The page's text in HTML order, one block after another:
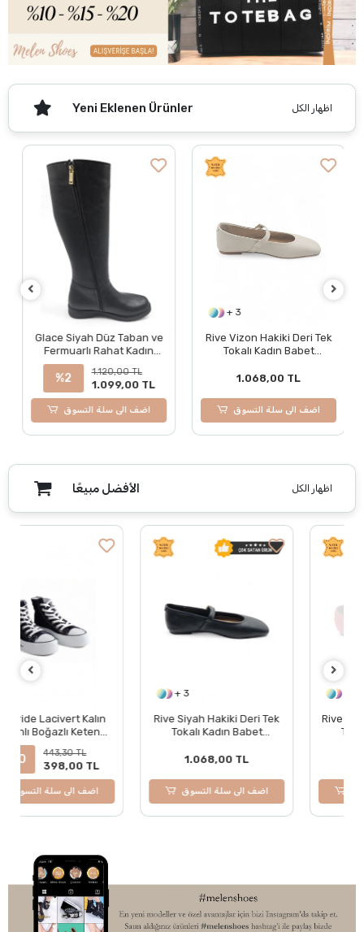
Yeni Eklenen Ürünler اظهار الكل
Glace Siyah Düz Taban ve
Fermuarlı Rahat Kadın
Çizme
%2 1.120,00 TL
1.099,00 TL
اضف الى سلة التسوق
+ 3
Rive Vizon Hakiki Deri Tek
Tokalı Kadın Babet
1.068,00 TL
اضف الى سلة التسوق
الأفضل مبيعًا اظهار الكل
Rive Siyah Hakiki Deri Tek
Tokalı Kadın Babet
1.068,00 TL
اضف الى سلة التسوق
Rive Kırmızı Hakiki Deri Tek
Tokalı Kadın Babet
1.068,00 TL
اضف الى سلة التسوق